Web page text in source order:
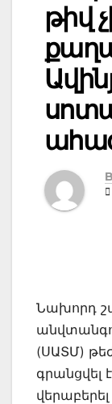
թիվ
Նախորդ
(ՍԱՏՄ)
գրանցվել